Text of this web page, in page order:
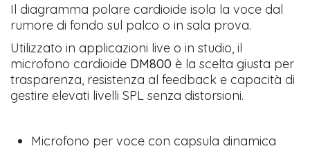
Il diagramma polare cardioide isola la voce dal
rumore di fondo sul palco o in sala prova.
Utilizzato in applicazioni live o in studio, il
microfono cardioide DM800 è la scelta giusta per
trasparenza, resistenza al feedback e capacità di
gestire elevati livelli SPL senza distorsioni.
Microfono per voce con capsula dinamica